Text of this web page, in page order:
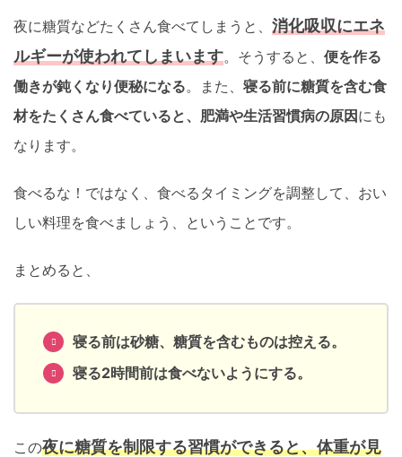
夜に糖質などたくさん食べてしまうと、 消化吸収にエネ
ルギーが使われてしまいます。そうすると、 便を作る
働きが鈍くなり便秘になる。また、 寝る前に糖質を含む食
材をたくさん食べていると、肥満や生活習慣病の原因にも
なります。
食べるな！ではなく、食べるタイミングを調整して、おい
しい料理を食べましょう、ということです。
まとめると、
寝る前は砂糖、糖質を含むものは控える。
寝る2時間前は食べないようにする。
この夜に糖質を制限する習慣ができると、体重が見